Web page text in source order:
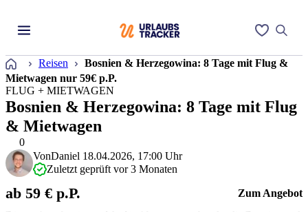
Startseite
Reisen
Bosnien & Herzegowina: 8 Tage mit Flug &
Mietwagen nur 59€ p.P.
0
FLUG + MIETWAGEN
Bosnien & Herzegowina: 8 Tage mit Flug
& Mietwagen
VonDaniel 18.04.2026, 17:00 Uhr
Zuletzt geprüft vor 3 Monaten
ab 59 € p.P. Zum Angebot